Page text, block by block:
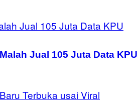
Jual 105 Juta Data KPU